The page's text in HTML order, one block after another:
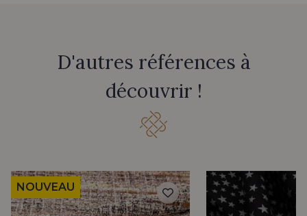
D'autres références à
découvrir !
NOUVEAU